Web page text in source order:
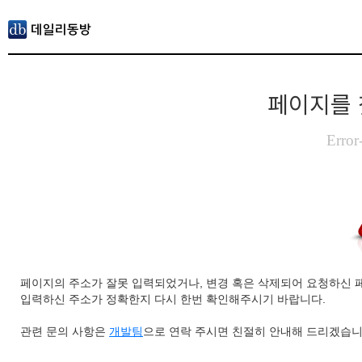
페이지를
페이지의 주소가 잘못 입력되었거나, 변경 혹은 삭제되어 요청하신
입력하신 주소가 정확한지 다시 한번 확인해주시기 바랍니다.
관련 문의 사항은 개발팀 으로 연락 주시면 친절히 안내해 드리겠습